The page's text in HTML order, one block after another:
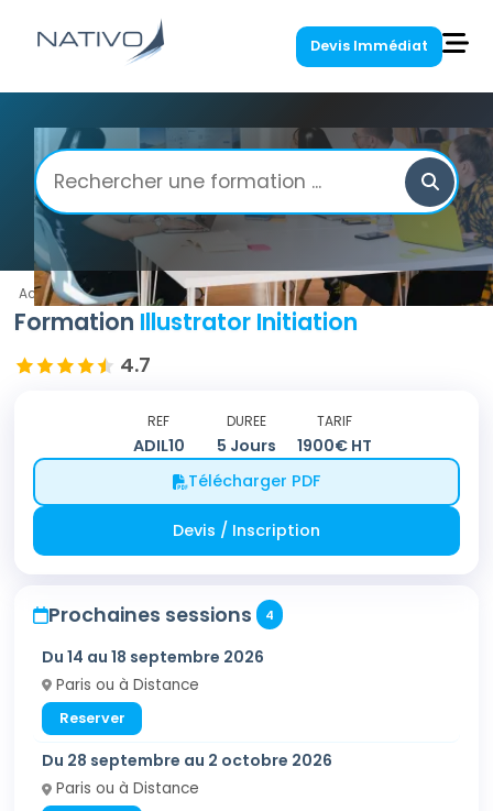
Devis Immédiat
Accueil / Illustrator Illustrator Initiation
Formation Illustrator Initiation
4.7
REF
ADIL10
DUREE
5 Jours
TARIF
1900€ HT
Télécharger PDF
Devis / Inscription
Prochaines sessions 4
Du 14 au 18 septembre 2026
Paris ou à Distance
Reserver
Du 28 septembre au 2 octobre 2026
Paris ou à Distance